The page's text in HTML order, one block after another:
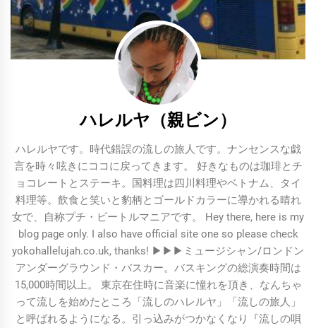
ハレルヤ（親ビン）
ハレルヤです。時代錯誤の流しの旅人です。ナンセンスな戯
言を時々呟きにココに戻ってきます。 好きなものは珈琲とチ
ョコレートとステーキ。国料理は四川料理やベトナム、タイ
料理等。飲食と笑いと豹柄とゴールドカラーに導かれる晴れ
女で、自称プチ・ビートルマニアです。 Hey there, here is my
blog page only. I also have official site one so please check
yokohallelujah.co.uk, thanks! ▶︎▶︎▶︎ミュージシャン/ロンドン
アンダーグラウンド・バスカー。バスキングの総演奏時間は
15,000時間以上。 東京在住時に音楽に憧れを頂き、なんちゃ
って流しを始めたところ「流しのハレルヤ」「流しの旅人」
と呼ばれるようになる。引っ込みがつかなくなり『流しの唄